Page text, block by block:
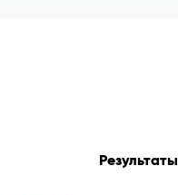
Результаты